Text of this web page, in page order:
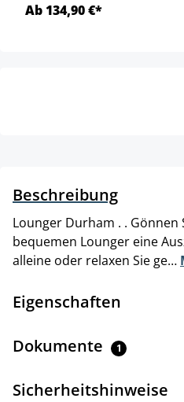
Ab 134,90 €*
Beschreibung
Lounger Durham . . Gönnen
bequemen Lounger eine
alleine oder relaxen Sie ge…
Eigenschaften
Dokumente 1
Sicherheitshinweise